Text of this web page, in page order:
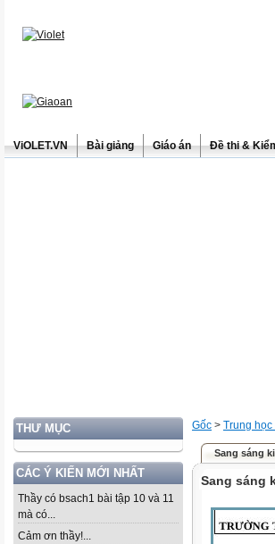
ViOLET.VN Bài giảng Giáo án Đề thi &
THƯ MỤC
CÁC Ý KIẾN MỚI NHẤT
Thầy có bsach1 bài tập 10 và 11
mà có...
Cảm ơn thầy!...
Gốc > Trung
Sang sáng
Sang sáng